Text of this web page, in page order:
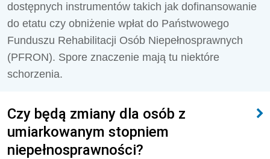
dostępnych instrumentów takich jak dofinansowanie
do etatu czy obniżenie wpłat do Państwowego
Funduszu Rehabilitacji Osób Niepełnosprawnych
(PFRON). Spore znaczenie mają tu niektóre
schorzenia.
Czy będą zmiany dla osób z
umiarkowanym stopniem
niepełnosprawności?